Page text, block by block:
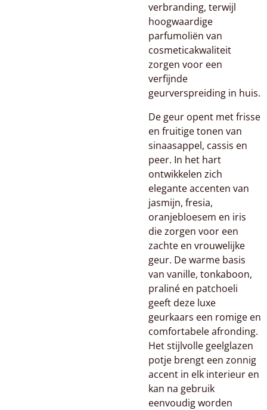
verbranding, terwijl
hoogwaardige
parfumoliën van
cosmeticakwaliteit
zorgen voor een
verfijnde
geurverspreiding in huis.
De geur opent met frisse
en fruitige tonen van
sinaasappel, cassis en
peer. In het hart
ontwikkelen zich
elegante accenten van
jasmijn, fresia,
oranjebloesem en iris
die zorgen voor een
zachte en vrouwelijke
geur. De warme basis
van vanille, tonkaboon,
praliné en patchoeli
geeft deze luxe
geurkaars een romige en
comfortabele afronding.
Het stijlvolle geelglazen
potje brengt een zonnig
accent in elk interieur en
kan na gebruik
eenvoudig worden